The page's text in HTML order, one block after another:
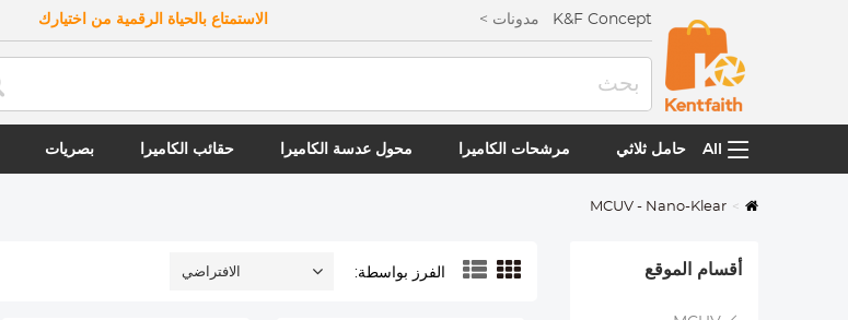
K&F Concept مدونات > الاستمتاع بالحياة الرقمية من اختيارك
All حامل ثلاثي مرشحات الكاميرا محول عدسة الكاميرا حقائب الكاميرا بصريات
MCUV - Nano-Klear
أقسام الموقع الفرز بواسطة: الافتراضي